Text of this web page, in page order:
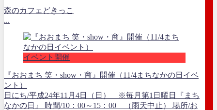
森のカフェどきっこ
...
イベント開催
『おおまち 笑・show・商』開催（11/4まちなかの日イベ
ント）
日にち/平成24年11月4日（日） ※毎月第1日曜日『まち
なかの日』 時間/10：00～15：00 （雨天中止） 場所/お